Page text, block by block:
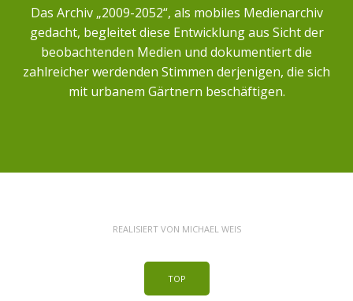
Das Archiv „2009-2052“, als mobiles Medienarchiv
gedacht, begleitet diese Entwicklung aus Sicht der
beobachtenden Medien und dokumentiert die
zahlreicher werdenden Stimmen derjenigen, die sich
mit urbanem Gärtnern beschäftigen.
REALISIERT VON MICHAEL WEIS
TOP